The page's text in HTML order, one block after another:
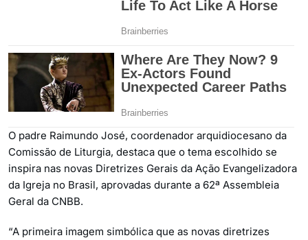
O padre Raimundo José, coordenador arquidiocesano da
Comissão de Liturgia, destaca que o tema escolhido se
inspira nas novas Diretrizes Gerais da Ação Evangelizadora
da Igreja no Brasil, aprovadas durante a 62ª Assembleia
Geral da CNBB.
“A primeira imagem simbólica que as novas diretrizes